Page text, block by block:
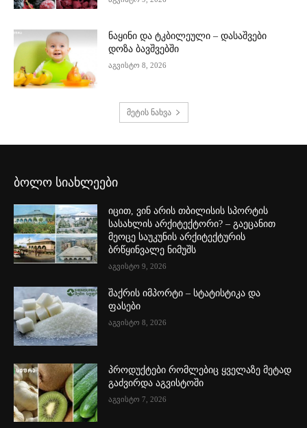
ნაყინი და ტკბილეული – დასაშვები
დოზა ბავშვებში
აგვისტო 8, 2026
მეტის ნახვა
ბოლო სიახლეები
იცით, ვინ არის თბილისის სპორტის
სასახლის არქიტექტორი? – გაეცანით
მეოცე საუკუნის არქიტექტურის
ბრწყინვალე ნიმუშს
აგვისტო 9, 2026
შაქრის იმპორტი – სტატისტიკა და
ფასები
აგვისტო 8, 2026
პროდუქტები რომლებიც ყველაზე მეტად
გაძვირდა აგვისტოში
აგვისტო 7, 2026